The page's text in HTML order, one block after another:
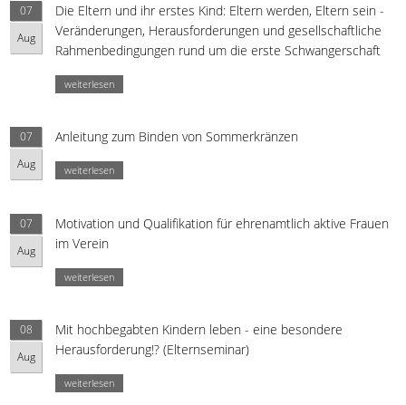
07
Aug
Die Eltern und ihr erstes Kind: Eltern werden, Eltern sein -
Veränderungen, Herausforderungen und gesellschaftliche
Rahmenbedingungen rund um die erste Schwangerschaft
weiterlesen
07
Aug
Anleitung zum Binden von Sommerkränzen
weiterlesen
07
Aug
Motivation und Qualifikation für ehrenamtlich aktive Frauen
im Verein
weiterlesen
08
Aug
Mit hochbegabten Kindern leben - eine besondere
Herausforderung!? (Elternseminar)
weiterlesen